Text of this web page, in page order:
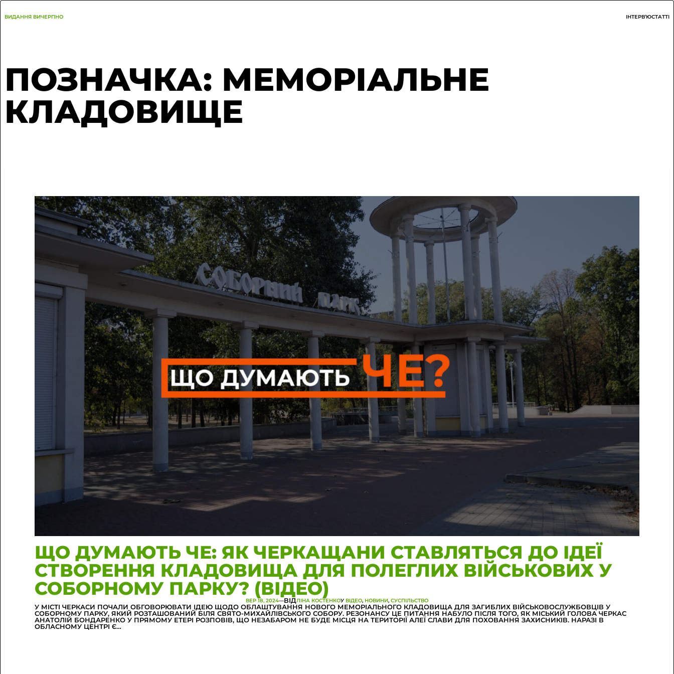
ВМІСТУ
ВИДАННЯ ВИЧЕРПНО ІНТЕРВ’ЮСТАТТІ
ПОЗНАЧКА: МЕМОРІАЛЬНЕ
КЛАДОВИЩЕ
ЩО ДУМАЮТЬ ЧЕ: ЯК ЧЕРКАЩАНИ СТАВЛЯТЬСЯ ДО ІДЕЇ
СТВОРЕННЯ КЛАДОВИЩА ДЛЯ ПОЛЕГЛИХ ВІЙСЬКОВИХ У
СОБОРНОМУ ПАРКУ? (ВІДЕО)
ВЕР 18, 2024—ВІДЛІНА КОСТЕНКОУ ВІДЕО, НОВИНИ, СУСПІЛЬСТВО
У МІСТІ ЧЕРКАСИ ПОЧАЛИ ОБГОВОРЮВАТИ ІДЕЮ ЩОДО ОБЛАШТУВАННЯ НОВОГО МЕМОРІАЛЬНОГО КЛАДОВИЩА ДЛЯ ЗАГИБЛИХ ВІЙСЬКОВОСЛУЖБОВЦІВ У
СОБОРНОМУ ПАРКУ, ЯКИЙ РОЗТАШОВАНИЙ БІЛЯ СВЯТО-МИХАЙЛІВСЬКОГО СОБОРУ. РЕЗОНАНСУ ЦЕ ПИТАННЯ НАБУЛО ПІСЛЯ ТОГО, ЯК МІСЬКИЙ ГОЛОВА ЧЕРКАС
АНАТОЛІЙ БОНДАРЕНКО У ПРЯМОМУ ЕТЕРІ РОЗПОВІВ, ЩО НЕЗАБАРОМ НЕ БУДЕ МІСЦЯ НА ТЕРИТОРІЇ АЛЕЇ СЛАВИ ДЛЯ ПОХОВАННЯ ЗАХИСНИКІВ. НАРАЗІ В
ОБЛАСНОМУ ЦЕНТРІ Є…